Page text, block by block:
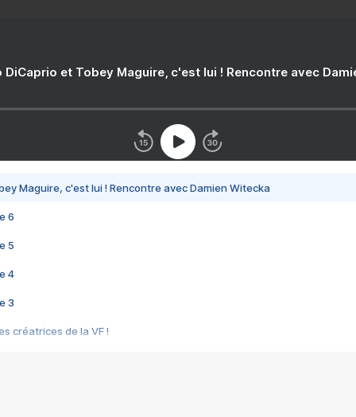
DiCaprio et Tobey Maguire, c'est lui ! Rencontre avec
Maguire, c'est lui ! Rencontre avec Damien Witecka
6
5
4
3
créatrices de la VF !